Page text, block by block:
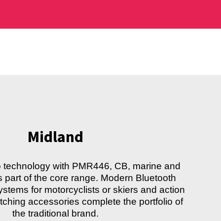
Midland
technology with PMR446, CB, marine and
part of the core range. Modern Bluetooth
for motorcyclists or skiers and action
accessories complete the portfolio of
the traditional brand.
27911